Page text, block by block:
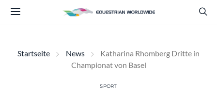
Startseite News
Katharina Rhomberg Dritte in
Championat von Basel
SPORT